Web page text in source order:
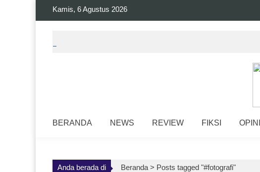
Kamis, 6 Agustus 2026
BERANDA NEWS REVIEW FIKSI OPINI
Anda berada di Beranda > Posts tagged "#fotografi"